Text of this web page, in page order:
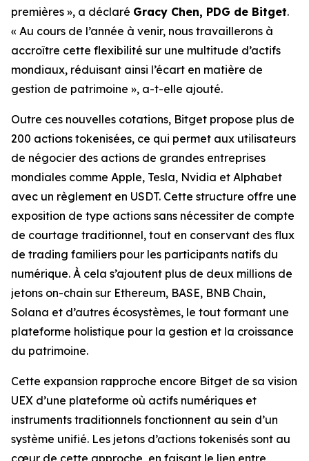
premières », a déclaré Gracy Chen, PDG de Bitget.
« Au cours de l’année à venir, nous travaillerons à
accroître cette flexibilité sur une multitude d’actifs
mondiaux, réduisant ainsi l’écart en matière de
gestion de patrimoine », a-t-elle ajouté.
Outre ces nouvelles cotations, Bitget propose plus de
200 actions tokenisées, ce qui permet aux utilisateurs
de négocier des actions de grandes entreprises
mondiales comme Apple, Tesla, Nvidia et Alphabet
avec un règlement en USDT. Cette structure offre une
exposition de type actions sans nécessiter de compte
de courtage traditionnel, tout en conservant des flux
de trading familiers pour les participants natifs du
numérique. À cela s’ajoutent plus de deux millions de
jetons on-chain sur Ethereum, BASE, BNB Chain,
Solana et d’autres écosystèmes, le tout formant une
plateforme holistique pour la gestion et la croissance
du patrimoine.
Cette expansion rapproche encore Bitget de sa vision
UEX d’une plateforme où actifs numériques et
instruments traditionnels fonctionnent au sein d’un
système unifié. Les jetons d’actions tokenisés sont au
cœur de cette approche, en faisant le lien entre